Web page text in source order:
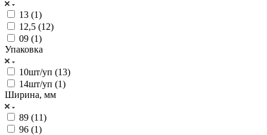
13 (1)
12,5 (12)
09 (1)
Упаковка
10шт/уп (13)
14шт/уп (1)
Ширина, мм
89 (11)
96 (1)